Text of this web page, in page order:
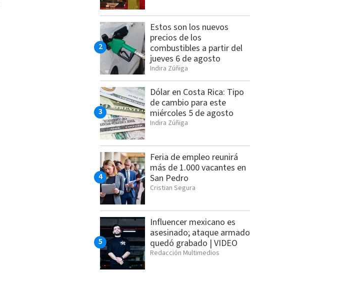
Estos son los nuevos
precios de los
combustibles a partir del
jueves 6 de agosto
Indira Zúñiga
Dólar en Costa Rica: Tipo
de cambio para este
miércoles 5 de agosto
Indira Zúñiga
Feria de empleo reunirá
más de 1.000 vacantes en
San Pedro
Cristian Segura
Influencer mexicano es
asesinado; ataque armado
quedó grabado | VIDEO
Redacción Multimedios